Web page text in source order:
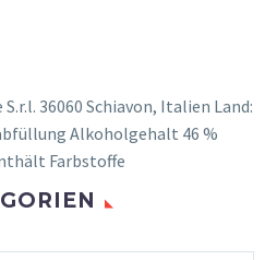
36060 Schiavon, Italien Land:
Alkoholgehalt 46 %
Farbstoffe